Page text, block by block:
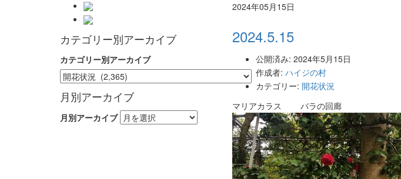
2024年05月15日
2024.5.15
公開済み: 2024年5月15日
作成者: ハイジの村
カテゴリー: 開花状況
マリアカラス バラの回廊
カテゴリー別アーカイブ
カテゴリー別アーカイブ
月別アーカイブ
月別アーカイブ